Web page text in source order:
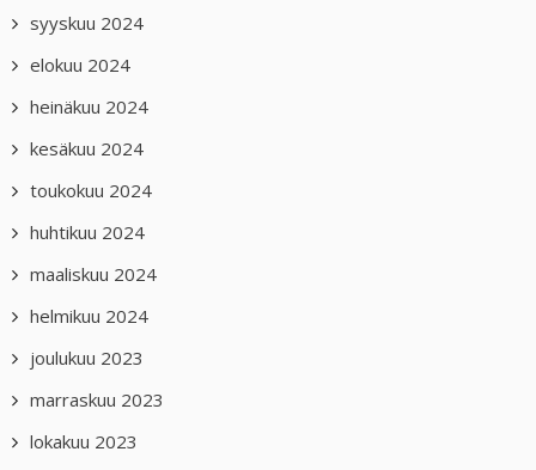
syyskuu 2024
elokuu 2024
heinäkuu 2024
kesäkuu 2024
toukokuu 2024
huhtikuu 2024
maaliskuu 2024
helmikuu 2024
joulukuu 2023
marraskuu 2023
lokakuu 2023